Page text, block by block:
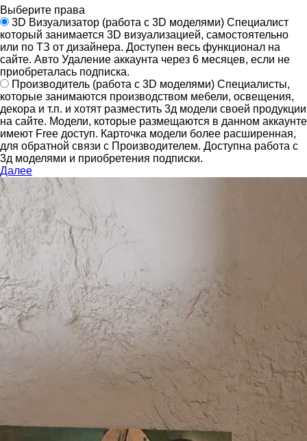
Выберите права
3D Визуализатор (работа с 3D моделями) Специалист
который занимается 3D визуализацией, самостоятельно
или по ТЗ от дизайнера. Доступен весь функционал на
сайте. Авто Удаление аккаунта через 6 месяцев, если не
приобреталась подписка.
Производитель (работа с 3D моделями) Специалисты,
которые занимаются производством мебели, освещения,
декора и т.п. и хотят разместить 3д модели своей продукции
на сайте. Модели, которые размещаются в данном аккаунте
имеют Free доступ. Карточка модели более расширенная,
для обратной связи с Производителем. Доступна работа с
3д моделями и приобретения подписки.
Далее